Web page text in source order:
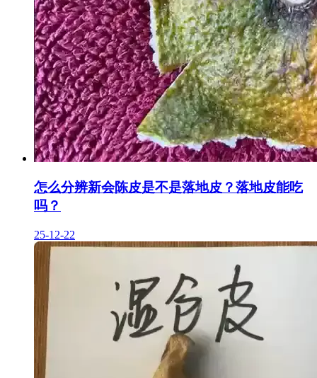
怎么分辨新会陈皮是不是落地皮？落地皮能吃
吗？
25-12-22